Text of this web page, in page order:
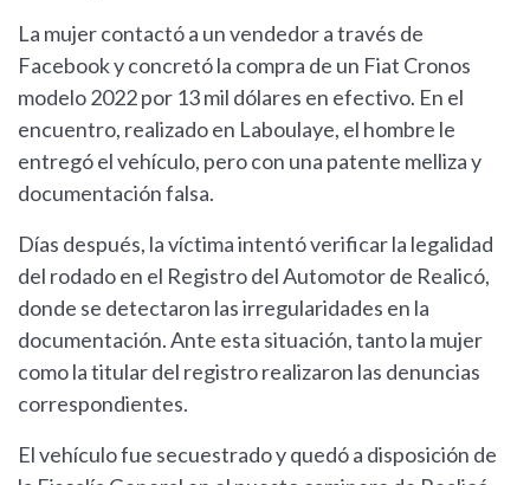
La mujer contactó a un vendedor a través de
Facebook y concretó la compra de un Fiat Cronos
modelo 2022 por 13 mil dólares en efectivo. En el
encuentro, realizado en Laboulaye, el hombre le
entregó el vehículo, pero con una patente melliza y
documentación falsa.
Días después, la víctima intentó verificar la legalidad
del rodado en el Registro del Automotor de Realicó,
donde se detectaron las irregularidades en la
documentación. Ante esta situación, tanto la mujer
como la titular del registro realizaron las denuncias
correspondientes.
El vehículo fue secuestrado y quedó a disposición de